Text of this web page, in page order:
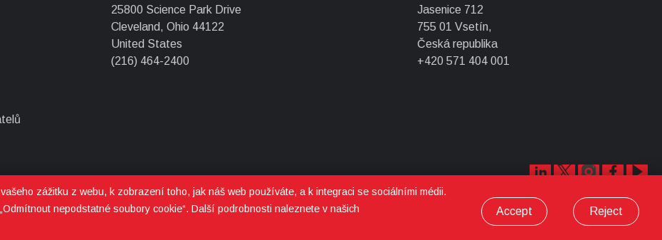
25800 Science Park Drive
Cleveland, Ohio 44122
United States
(216) 464-2400
Jasenice 712
755 01 Vsetín,
Česká republika
+420 571 404 001
zážitku z webu, k zobrazení toho, jak náš web používáte, a k integraci se sociálními médii.
nepodstatné soubory cookie“. Další podrobnosti naleznete v našich